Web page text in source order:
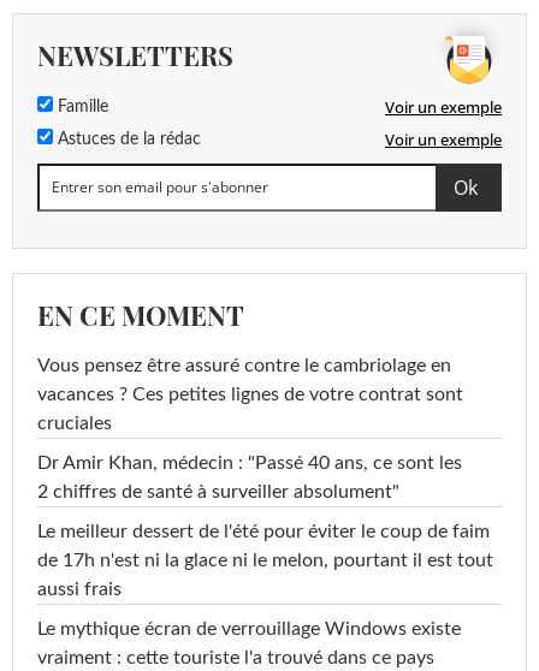
NEWSLETTERS
Famille Voir un exemple
Astuces de la rédac Voir un exemple
EN CE MOMENT
Vous pensez être assuré contre le cambriolage en
vacances ? Ces petites lignes de votre contrat sont
cruciales
Dr Amir Khan, médecin : "Passé 40 ans, ce sont les
2 chiffres de santé à surveiller absolument"
Le meilleur dessert de l'été pour éviter le coup de faim
de 17h n'est ni la glace ni le melon, pourtant il est tout
aussi frais
Le mythique écran de verrouillage Windows existe
vraiment : cette touriste l'a trouvé dans ce pays